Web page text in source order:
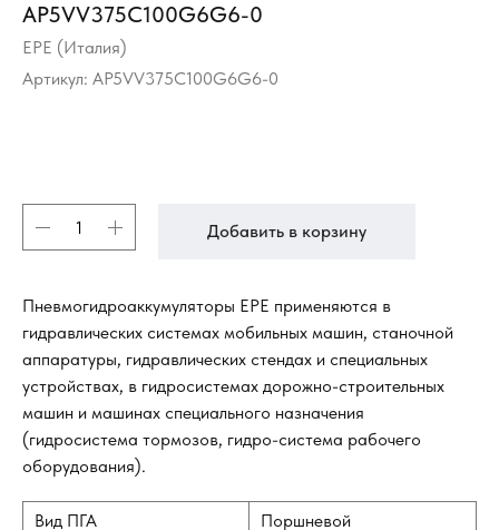
AP5VV375C100G6G6-0
EPE (Италия)
Артикул: AP5VV375C100G6G6-0
Добавить в корзину
Пневмогидроаккумуляторы EPE применяются в
гидравлических системах мобильных машин, станочной
аппаратуры, гидравлических стендах и специальных
устройствах, в гидросистемах дорожно-строительных
машин и машинах специального назначения
(гидросистема тормозов, гидро-система рабочего
оборудования).
Вид ПГА
Поршневой